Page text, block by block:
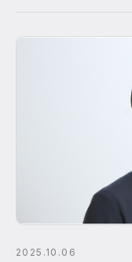
2025.10.06